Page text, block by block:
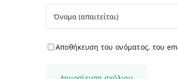
Αποθήκευση του ονόματος, του